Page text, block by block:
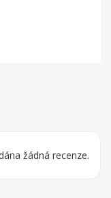
žádná recenze.